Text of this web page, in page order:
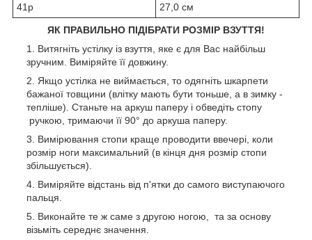
41р
27,0 см
ЯК ПРАВИЛЬНО ПІДІБРАТИ РОЗМІР ВЗУТТЯ!
Витягніть устілку із взуття, яке є для Вас найбільш
зручним. Виміряйте її довжину.
Якщо устілка не виймається, то одягніть шкарпети
бажаної товщини (влітку мають бути тоньше, а в зимку -
тепліше). Станьте на аркуш паперу і обведіть стопу
ручкою, тримаючи її 90° до аркуша паперу.
Вимірювання стопи краще проводити ввечері, коли
розмір ноги максимальний (в кінця дня розмір стопи
збільшується).
Виміряйте відстань від п'ятки до самого виступаючого
пальця.
Виконайте те ж саме з другою ногою, та за основу
візьміть середнє значення.